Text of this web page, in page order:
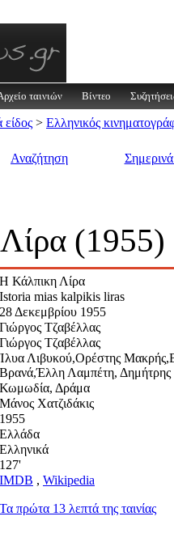
ταινιών Βίντεο
είδος > Ελληνικός
Αναζήτηση
(1955)
Η Κάλπικη Λίρα
Istoria mias kalpikis liras
28 Δεκεμβρίου 1955
Γιώργος Τζαβέλλας
Γιώργος Τζαβέλλας
Ίλυα Λιβυκού,Ορέστης
Βρανά,Έλλη Λαμπέτη,
Κωμωδία, Δράμα
Μάνος Χατζιδάκις
1955
Ελλάδα
Ελληνικά
127'
IMDB , Wikipedia
Τα πρώτα 13 λεπτά της ταινίας